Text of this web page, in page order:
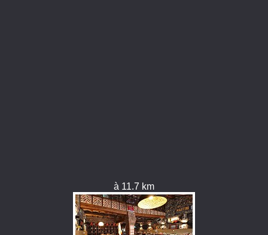
à 11.7 km